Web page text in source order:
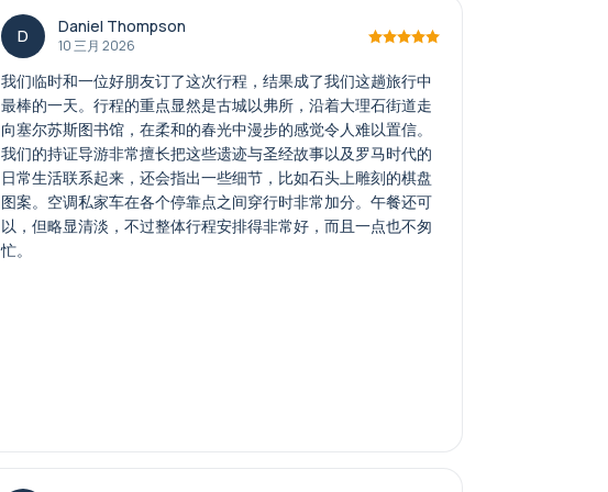
D Daniel Thompson
10 三月 2026
我们临时和一位好朋友订了这次行程，结果成了我们这趟旅行中
最棒的一天。行程的重点显然是古城以弗所，沿着大理石街道走
向塞尔苏斯图书馆，在柔和的春光中漫步的感觉令人难以置信。
我们的持证导游非常擅长把这些遗迹与圣经故事以及罗马时代的
日常生活联系起来，还会指出一些细节，比如石头上雕刻的棋盘
图案。空调私家车在各个停靠点之间穿行时非常加分。午餐还可
以，但略显清淡，不过整体行程安排得非常好，而且一点也不匆
忙。